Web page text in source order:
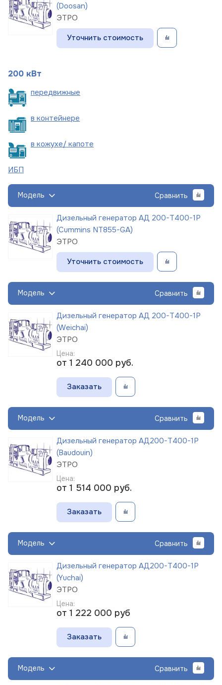
(Doosan)
ЭТРО
Уточнить стоимость
200 кВт
передвижные
в контейнере
в кожухе/ капоте
ИБП
Модель Сравнить
Дизельный генератор АД 200-Т400-1Р
(Cummins NT855-GA)
ЭТРО
Уточнить стоимость
Модель Сравнить
Дизельный генератор АД 200-Т400-1Р
(Weichai)
ЭТРО
Цена:
от 1 240 000 руб.
Заказать
Модель Сравнить
Дизельный генератор АД200-Т400-1Р
(Baudouin)
ЭТРО
Цена:
от 1 514 000 руб.
Заказать
Модель Сравнить
Дизельный генератор АД200-Т400-1Р
(Yuchai)
ЭТРО
Цена:
от 1 222 000 руб
Заказать
Модель Сравнить